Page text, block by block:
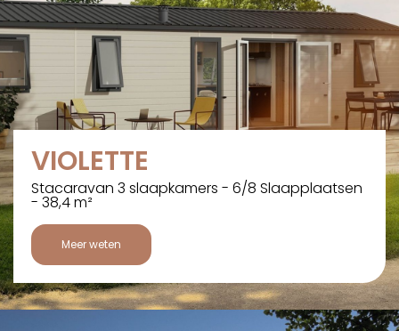
VIOLETTE
Stacaravan 3 slaapkamers - 6/8 Slaapplaatsen
- 38,4 m²
Meer weten